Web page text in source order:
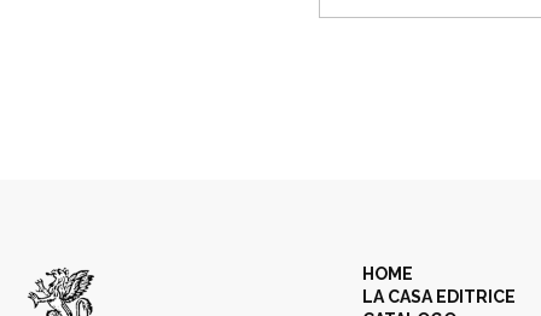
HOME
LA CASA EDITRICE